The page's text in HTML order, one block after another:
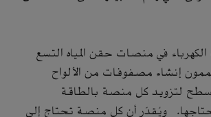
في منصات حقن المياه التسع
إنشاء مصفوفات من الألواح
لتزويد كل منصة بالطاقة
تحتاجها. ويُقدّر أن كل منصة تحتاج إلى